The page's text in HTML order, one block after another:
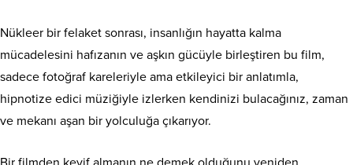
Nükleer bir felaket sonrası, insanlığın hayatta kalma
mücadelesini hafızanın ve aşkın gücüyle birleştiren bu film,
sadece fotoğraf kareleriyle ama etkileyici bir anlatımla,
hipnotize edici müziğiyle izlerken kendinizi bulacağınız, zaman
ve mekanı aşan bir yolculuğa çıkarıyor.